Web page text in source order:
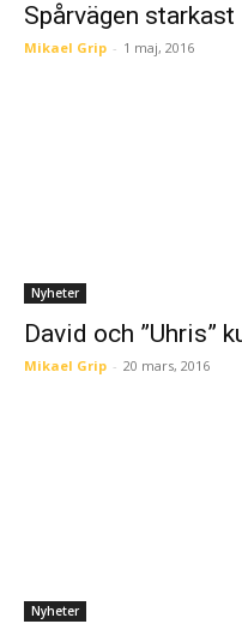
Spårvägen
Mikael Grip - 1 maj, 2016
Nyheter
David och ”Uhris”
Mikael Grip - 20 mars, 2016
Nyheter